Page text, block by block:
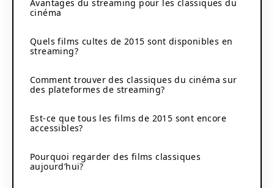
Avantages du streaming pour les classiques du
cinéma
Quels films cultes de 2015 sont disponibles en
streaming?
Comment trouver des classiques du cinéma sur
des plateformes de streaming?
Est-ce que tous les films de 2015 sont encore
accessibles?
Pourquoi regarder des films classiques
aujourd’hui?